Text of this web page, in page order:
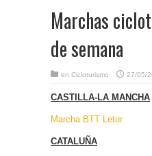
Marchas
de semana
en Cicloturismo 27/05/
CASTILLA-LA MANCHA
Marcha BTT Letur
CATALUÑA